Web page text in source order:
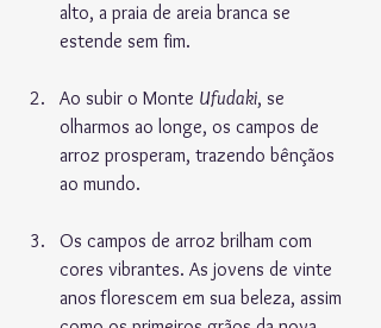
alto, a praia de areia branca se
estende sem fim.
Ao subir o Monte Ufudaki, se
olharmos ao longe, os campos de
arroz prosperam, trazendo bênçãos
ao mundo.
Os campos de arroz brilham com
cores vibrantes. As jovens de vinte
anos florescem em sua beleza, assim